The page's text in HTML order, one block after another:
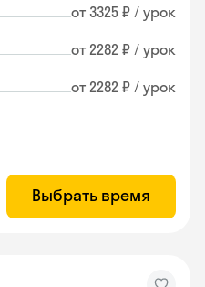
от 3325 ₽ / урок
от 2282 ₽ / урок
от 2282 ₽ / урок
Выбрать время